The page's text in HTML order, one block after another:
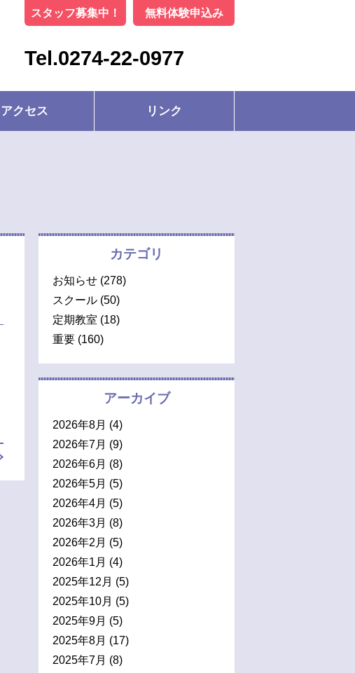
スタッフ募集中！ 無料体験申込み
Tel.0274-22-0977
アクセス リンク
カテゴリ
お知らせ (278)
スクール (50)
定期教室 (18)
重要 (160)
アーカイブ
2026年8月 (4)
2026年7月 (9)
2026年6月 (8)
2026年5月 (5)
2026年4月 (5)
2026年3月 (8)
2026年2月 (5)
2026年1月 (4)
2025年12月 (5)
2025年10月 (5)
2025年9月 (5)
2025年8月 (17)
2025年7月 (8)